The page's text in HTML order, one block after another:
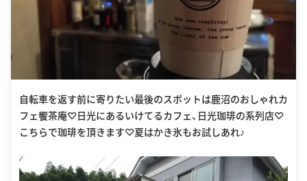
自転車を返す前に寄りたい最後のスポットは鹿沼のおしゃれカ
フェ饗茶庵♡日光にあるいけてるカフェ、日光珈琲の系列店♡
こちらで珈琲を頂きます♡夏はかき氷もお試しあれ♪